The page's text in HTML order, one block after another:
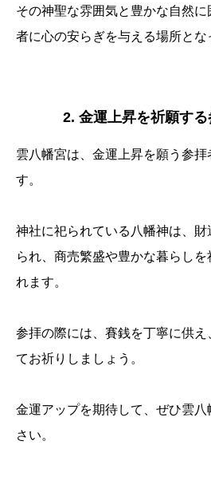
その神聖な雰囲気と豊かな自然
者に心の安らぎを与える場所とな
2. 金運上昇を祈願する
雲八幡宮は、金運上昇を願う参拝
す。
神社に祀られている八幡神は、
られ、商売繁盛や豊かな暮らし
れます。
参拝の際には、賽銭を丁寧に供
てお祈りしましょう。
金運アップを期待して、ぜひ雲
さい。